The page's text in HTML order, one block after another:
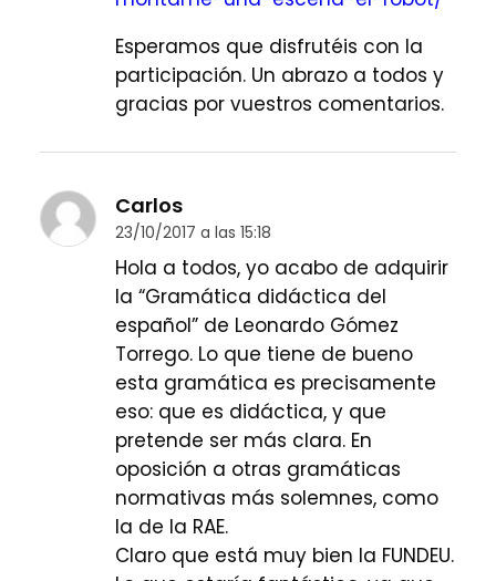
Esperamos que disfrutéis con la
participación. Un abrazo a todos y
gracias por vuestros comentarios.
Carlos
23/10/2017 a las 15:18
Hola a todos, yo acabo de adquirir
la “Gramática didáctica del
español” de Leonardo Gómez
Torrego. Lo que tiene de bueno
esta gramática es precisamente
eso: que es didáctica, y que
pretende ser más clara. En
oposición a otras gramáticas
normativas más solemnes, como
la de la RAE.
Claro que está muy bien la FUNDEU.